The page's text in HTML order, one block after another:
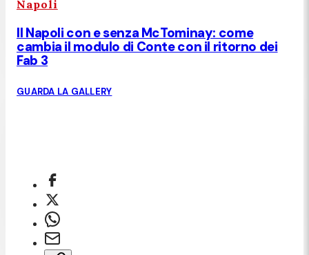
Napoli
Il Napoli con e senza McTominay: come
cambia il modulo di Conte con il ritorno dei
Fab 3
GUARDA LA GALLERY